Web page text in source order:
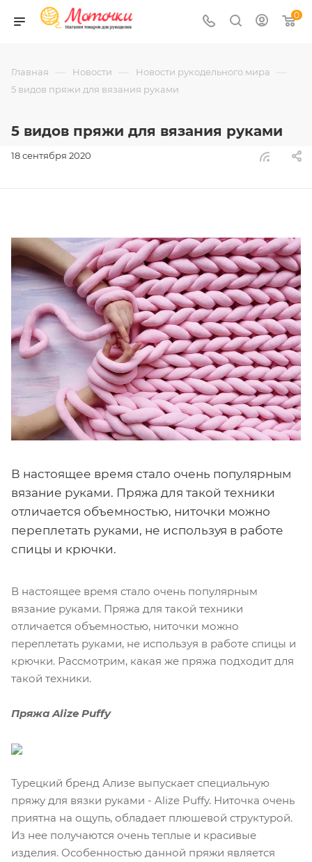
0
Главная — Новости — Новости рукодельного мира —
5 видов пряжи для вязания руками
5 видов пряжи для вязания руками
18 сентября 2020
В настоящее время стало очень популярным
вязание руками. Пряжа для такой техники
отличается объемностью, ниточки можно
переплетать руками, не используя в работе
спицы и крючки.
В настоящее время стало очень популярным
вязание руками. Пряжа для такой техники
отличается объемностью, ниточки можно
переплетать руками, не используя в работе спицы и
крючки. Рассмотрим, какая же пряжа подходит для
такой техники.
Пряжа Alize Puffy
Турецкий бренд Ализе выпускает специальную
пряжу для вязки руками - Alize Puffy. Ниточка очень
приятна на ощупь, обладает плюшевой структурой.
Из нее получаются очень теплые и красивые
изделия. Особенностью данной пряжи является